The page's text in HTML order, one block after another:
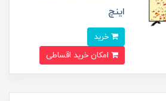
اینچ